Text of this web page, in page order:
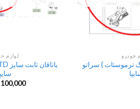
خودرو
ترموستات ) سراتو
لوازم
100,000